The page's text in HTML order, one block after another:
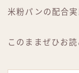
米粉パンの配合
このままぜひお